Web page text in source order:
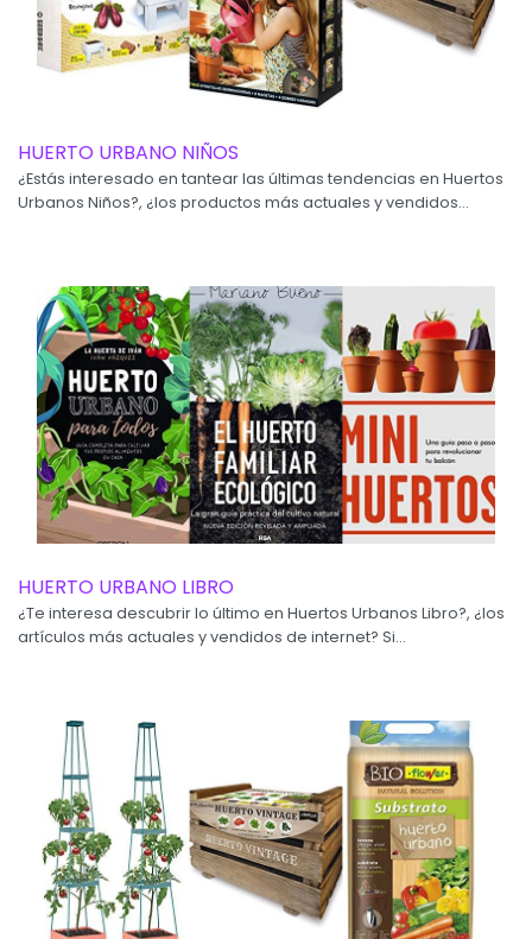
HUERTO URBANO NIÑOS
¿Estás interesado en tantear las últimas tendencias en Huertos
Urbanos Niños?, ¿los productos más actuales y vendidos...
HUERTO URBANO LIBRO
¿Te interesa descubrir lo último en Huertos Urbanos Libro?, ¿los
artículos más actuales y vendidos de internet? Si...